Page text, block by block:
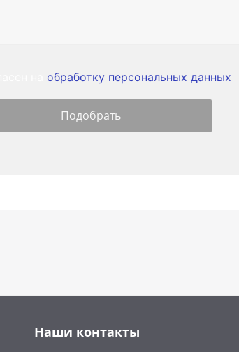
обработку персональных данных
Наши контакты